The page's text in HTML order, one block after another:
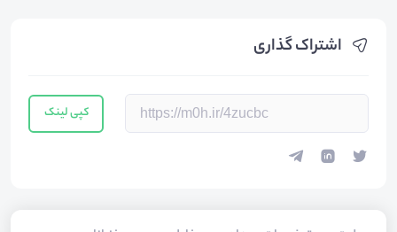
اشتراک گذاری
کپی لینک